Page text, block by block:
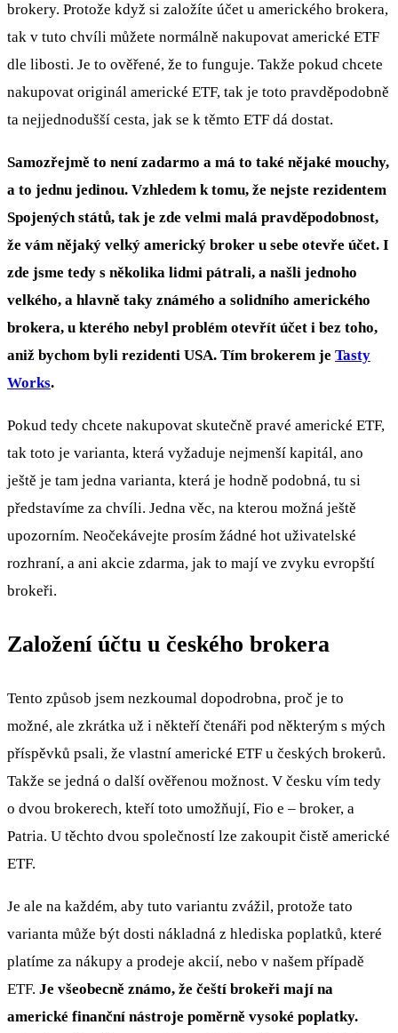
brokery. Protože když si založíte účet u amerického brokera,
tak v tuto chvíli můžete normálně nakupovat americké ETF
dle libosti. Je to ověřené, že to funguje. Takže pokud chcete
nakupovat originál americké ETF, tak je toto pravděpodobně
ta nejjednodušší cesta, jak se k těmto ETF dá dostat.
Samozřejmě to není zadarmo a má to také nějaké mouchy,
a to jednu jedinou. Vzhledem k tomu, že nejste rezidentem
Spojených států, tak je zde velmi malá pravděpodobnost,
že vám nějaký velký americký broker u sebe otevře účet. I
zde jsme tedy s několika lidmi pátrali, a našli jednoho
velkého, a hlavně taky známého a solidního amerického
brokera, u kterého nebyl problém otevřít účet i bez toho,
aniž bychom byli rezidenti USA. Tím brokerem je Tasty
Works.
Pokud tedy chcete nakupovat skutečně pravé americké ETF,
tak toto je varianta, která vyžaduje nejmenší kapitál, ano
ještě je tam jedna varianta, která je hodně podobná, tu si
představíme za chvíli. Jedna věc, na kterou možná ještě
upozorním. Neočekávejte prosím žádné hot uživatelské
rozhraní, a ani akcie zdarma, jak to mají ve zvyku evropští
brokeři.
Založení účtu u českého brokera
Tento způsob jsem nezkoumal dopodrobna, proč je to
možné, ale zkrátka už i někteří čtenáři pod některým s mých
příspěvků psali, že vlastní americké ETF u českých brokerů.
Takže se jedná o další ověřenou možnost. V česku vím tedy
o dvou brokerech, kteří toto umožňují, Fio e – broker, a
Patria. U těchto dvou společností lze zakoupit čistě americké
ETF.
Je ale na každém, aby tuto variantu zvážil, protože tato
varianta může být dosti nákladná z hlediska poplatků, které
platíme za nákupy a prodeje akcií, nebo v našem případě
ETF. Je všeobecně známo, že čeští brokeři mají na
americké finanční nástroje poměrně vysoké poplatky.